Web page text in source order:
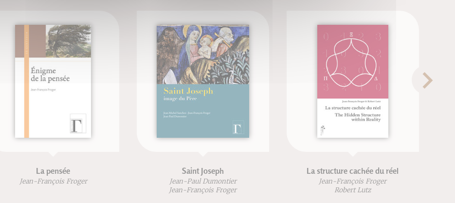
La pensée
Jean-François Froger
Saint Joseph
Jean-Paul Dumontier
Jean-François Froger
La structure cachée du réel
Jean-François Froger
Robert Lutz